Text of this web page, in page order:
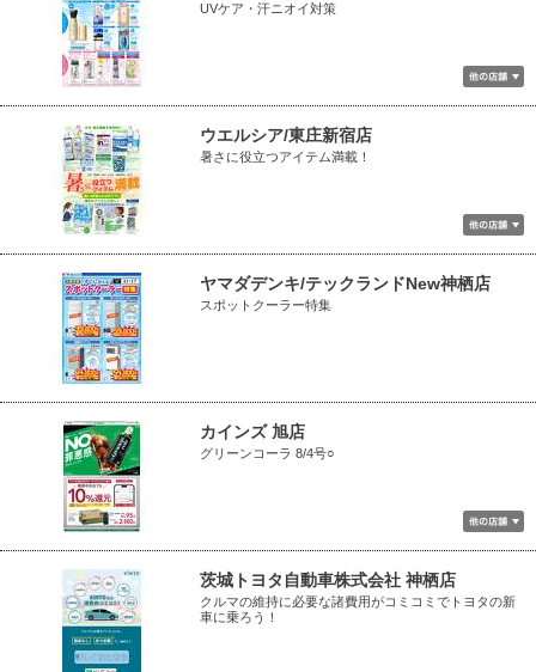
UVケア・汗ニオイ対策
ウエルシア/東庄新宿店
暑さに役立つアイテム満載！
ヤマダデンキ/テックランドNew神栖店
スポットクーラー特集
カインズ 旭店
グリーンコーラ 8/4号○
茨城トヨタ自動車株式会社 神栖店
クルマの維持に必要な諸費用がコミコミでトヨタの新
車に乗ろう！